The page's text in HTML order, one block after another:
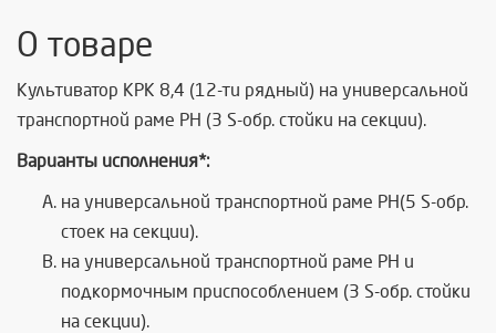
О товаре
Культиватор КРК 8,4 (12-ти рядный) на универсальной
транспортной раме РН (3 S-обр. стойки на секции).
Варианты исполнения*:
на универсальной транспортной раме РН(5 S-обр.
стоек на секции).
на универсальной транспортной раме РН и
подкормочным приспособлением (3 S-обр. стойки
на секции).